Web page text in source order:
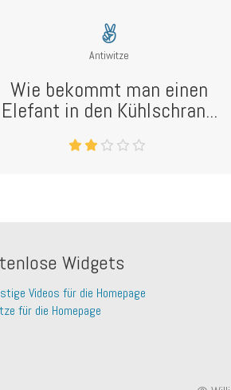
Antiwitze
Wie bekommt man einen
Elefant in den Kühlschran...
Widgets
Videos für die Homepage
für die Homepage